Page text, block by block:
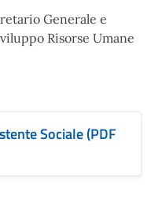
Generale e
Risorse Umane
Sociale (PDF